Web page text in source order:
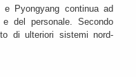
Pyongyang continua ad
del personale. Secondo
di ulteriori sistemi nord-